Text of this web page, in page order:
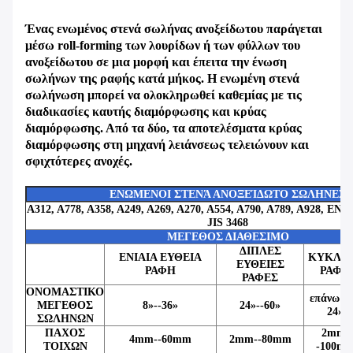
Ένας ενωμένος στενά σωλήνας ανοξείδωτου παράγεται
μέσω roll-forming των λουρίδων ή των φύλλων του
ανοξείδωτου σε μια μορφή και έπειτα την ένωση
σωλήνων της ραφής κατά μήκος. Η ενωμένη στενά
σωλήνωση μπορεί να ολοκληρωθεί καθεμίας με τις
διαδικασίες καυτής διαμόρφωσης και κρύας
διαμόρφωσης. Από τα δύο, τα αποτελέσματα κρύας
διαμόρφωσης στη μηχανή λειάνσεως τελειώνουν και
σφιχτότερες ανοχές.
ΕΝΩΜΕΝΟΙ ΣΤΕΝΆ ΑΝΟΞΕΊΔΩΤΟ ΣΩΛΗΝΕΣ
A312, A778, A358, A249, A269, A270, A554, A790, A789, A928,
JIS 3468
ΜΕΓΕΘΟΣ ΔΙΑΘΕΣΙΜΟ
ΕΝΙΑΙΑ ΕΥΘΕΙΑ
ΡΑΦΗ
ΔΙΠΛΕΣ
ΕΥΘΕΙΕΣ
ΡΑΦΕΣ
ΡΑΦΗ
ΟΝΟΜΑΣΤΙΚΟ
ΜΕΓΕΘΟΣ
ΣΩΛΗΝΩΝ
8»--36» 24»--60»
επάνω
24»
ΠΑΧΟΣ
ΤΟΙΧΩΝ
4mm--60mm 2mm--80mm
2mm-
-